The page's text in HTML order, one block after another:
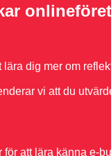
dig mer om
vi att du
att lära känna e-